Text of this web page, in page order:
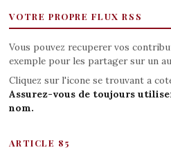
VOTRE PROPRE FLUX RSS
Vous pouvez recuperer vos
exemple pour les partager sur un
Cliquez sur l'icone se trouvant a
Assurez-vous de toujours
nom.
ARTICLE 85